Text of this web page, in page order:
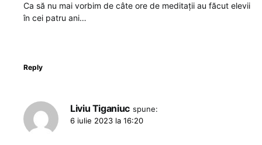
Ca să nu mai vorbim de câte ore de meditații au făcut elevii
în cei patru ani…
Reply
Liviu Tiganiuc spune:
6 iulie 2023 la 16:20